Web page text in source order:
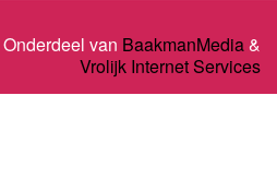
van BaakmanMedia&
Vrolijk Internet Services